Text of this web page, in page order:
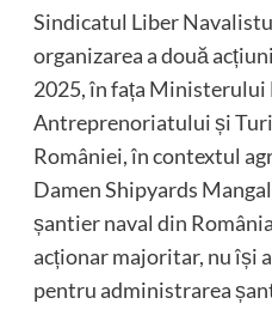
Sindicatul Liber
organizarea a două
2025, în fața Ministerului
Antreprenoriatului și
României, în contextul
Damen Shipyards
șantier naval din
acționar majoritar, nu își
pentru administrarea